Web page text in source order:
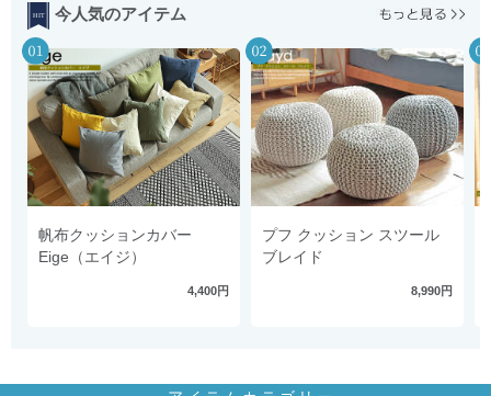
今人気のアイテム
帆布クッションカバー
Eige（エイジ）
4,400円
プフ クッション スツール
ブレイド
8,990円